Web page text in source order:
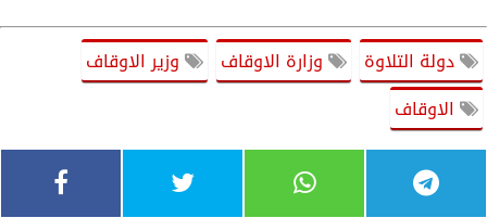
دولة التلاوة وزارة الاوقاف
وزير الاوقاف
الاوقاف